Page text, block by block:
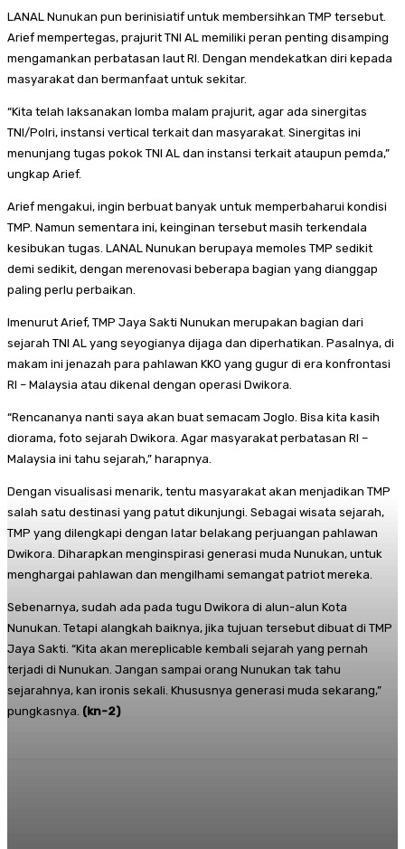
LANAL Nunukan pun berinisiatif untuk membersihkan TMP tersebut.
Arief mempertegas, prajurit TNI AL memiliki peran penting disamping
mengamankan perbatasan laut RI. Dengan mendekatkan diri kepada
masyarakat dan bermanfaat untuk sekitar.
“Kita telah laksanakan lomba malam prajurit, agar ada sinergitas
TNI/Polri, instansi vertical terkait dan masyarakat. Sinergitas ini
menunjang tugas pokok TNI AL dan instansi terkait ataupun pemda,”
ungkap Arief.
Arief mengakui, ingin berbuat banyak untuk memperbaharui kondisi
TMP. Namun sementara ini, keinginan tersebut masih terkendala
kesibukan tugas. LANAL Nunukan berupaya memoles TMP sedikit
demi sedikit, dengan merenovasi beberapa bagian yang dianggap
paling perlu perbaikan.
Imenurut Arief, TMP Jaya Sakti Nunukan merupakan bagian dari
sejarah TNI AL yang seyogianya dijaga dan diperhatikan. Pasalnya, di
makam ini jenazah para pahlawan KKO yang gugur di era konfrontasi
RI – Malaysia atau dikenal dengan operasi Dwikora.
“Rencananya nanti saya akan buat semacam Joglo. Bisa kita kasih
diorama, foto sejarah Dwikora. Agar masyarakat perbatasan RI –
Malaysia ini tahu sejarah,” harapnya.
Dengan visualisasi menarik, tentu masyarakat akan menjadikan TMP
salah satu destinasi yang patut dikunjungi. Sebagai wisata sejarah,
TMP yang dilengkapi dengan latar belakang perjuangan pahlawan
Dwikora. Diharapkan menginspirasi generasi muda Nunukan, untuk
menghargai pahlawan dan mengilhami semangat patriot mereka.
Sebenarnya, sudah ada pada tugu Dwikora di alun-alun Kota
Nunukan. Tetapi alangkah baiknya, jika tujuan tersebut dibuat di TMP
Jaya Sakti. “Kita akan mereplicable kembali sejarah yang pernah
terjadi di Nunukan. Jangan sampai orang Nunukan tak tahu
sejarahnya, kan ironis sekali. Khususnya generasi muda sekarang,”
pungkasnya. (kn-2)